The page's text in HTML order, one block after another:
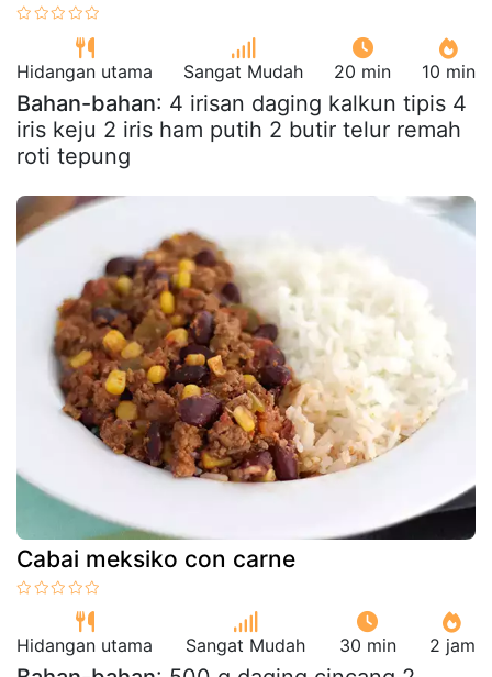
Hidangan utama Sangat Mudah 20 min 10 min
Bahan-bahan: 4 irisan daging kalkun tipis 4
iris keju 2 iris ham putih 2 butir telur remah
roti tepung
Cabai meksiko con carne
Hidangan utama Sangat Mudah 30 min 2 jam